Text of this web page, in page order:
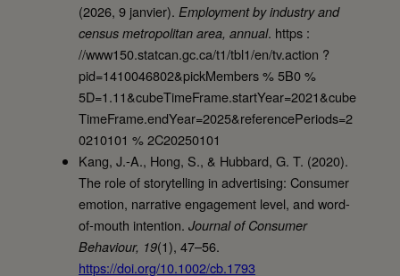
(2026, 9 janvier). Employment by industry and
census metropolitan area, annual. https :
//www150.statcan.gc.ca/t1/tbl1/en/tv.action ?
pid=1410046802&pickMembers % 5B0 %
5D=1.11&cubeTimeFrame.startYear=2021&cube
TimeFrame.endYear=2025&referencePeriods=2
0210101 % 2C20250101
Kang, J.-A., Hong, S., & Hubbard, G. T. (2020).
The role of storytelling in advertising: Consumer
emotion, narrative engagement level, and word-
of-mouth intention. Journal of Consumer
Behaviour, 19(1), 47–56.
https://doi.org/10.1002/cb.1793